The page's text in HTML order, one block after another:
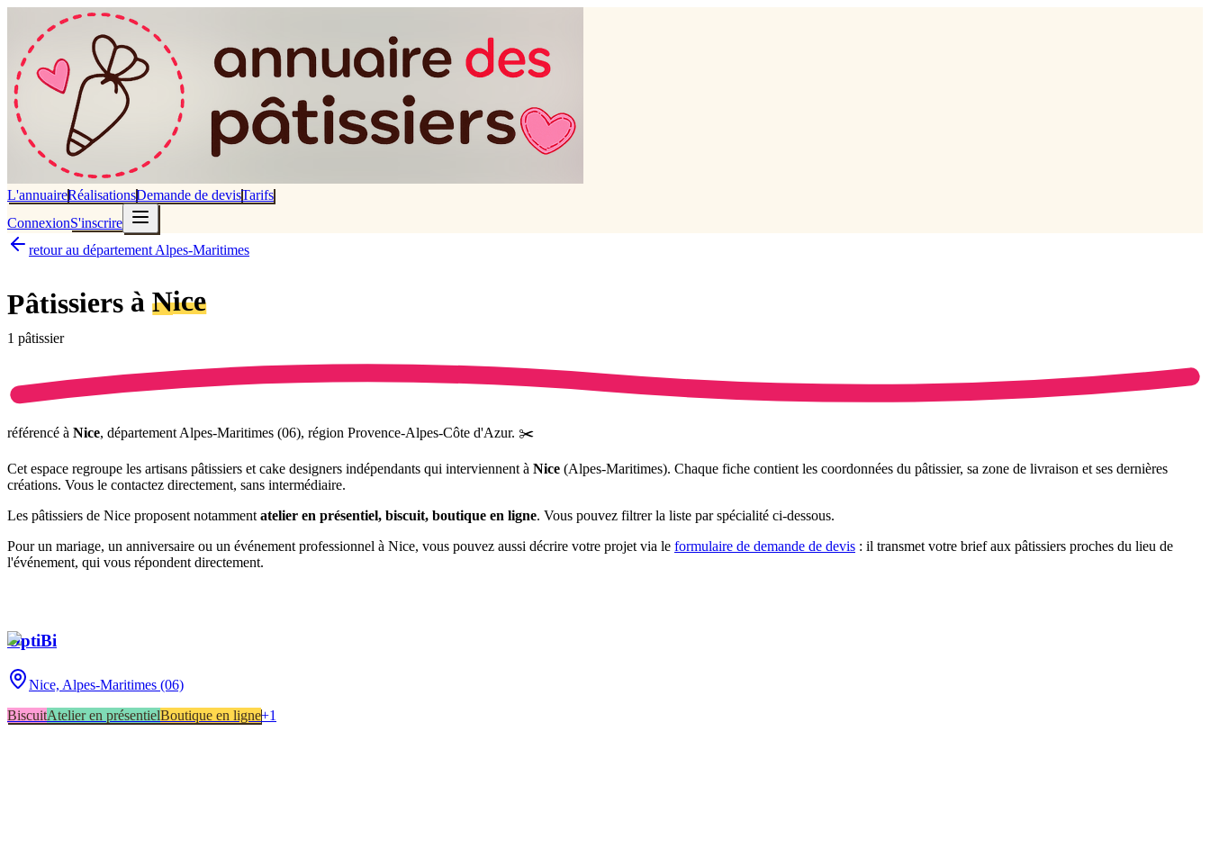
L'annuaireRéalisationsDemande de devisTarifs
ConnexionS'inscrire
retour au département Alpes-Maritimes
Pâtissiers àNice
1 pâtissier
référencé à Nice, département Alpes-Maritimes (06), région Provence-Alpes-Côte d'Azur. ✂️
Cet espace regroupe les artisans pâtissiers et cake designers indépendants qui interviennent à Nice (Alpes-Maritimes). Chaque fiche contient les coordonnées du pâtissier, sa zone de livraison et ses dernières
créations. Vous le contactez directement, sans intermédiaire.
Les pâtissiers de Nice proposent notamment atelier en présentiel, biscuit, boutique en ligne. Vous pouvez filtrer la liste par spécialité ci-dessous.
Pour un mariage, un anniversaire ou un événement professionnel à Nice, vous pouvez aussi décrire votre projet via le formulaire de demande de devis : il transmet votre brief aux pâtissiers proches du lieu de
l'événement, qui vous répondent directement.
OptiBi
Nice, Alpes-Maritimes (06)
BiscuitAtelier en présentielBoutique en ligne+1